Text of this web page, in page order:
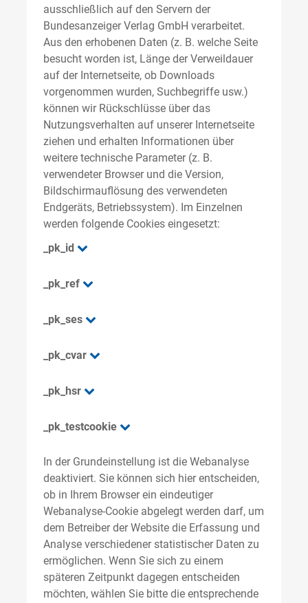
ausschließlich auf den Servern der
Bundesanzeiger Verlag GmbH verarbeitet.
Aus den erhobenen Daten (z. B. welche Seite
besucht worden ist, Länge der Verweildauer
auf der Internetseite, ob Downloads
vorgenommen wurden, Suchbegriffe usw.)
können wir Rückschlüsse über das
Nutzungsverhalten auf unserer Internetseite
ziehen und erhalten Informationen über
weitere technische Parameter (z. B.
verwendeter Browser und die Version,
Bildschirmauflösung des verwendeten
Endgeräts, Betriebssystem). Im Einzelnen
werden folgende Cookies eingesetzt:
_pk_id
_pk_ref
_pk_ses
_pk_cvar
_pk_hsr
_pk_testcookie
In der Grundeinstellung ist die Webanalyse
deaktiviert. Sie können sich hier entscheiden,
ob in Ihrem Browser ein eindeutiger
Webanalyse-Cookie abgelegt werden darf, um
dem Betreiber der Website die Erfassung und
Analyse verschiedener statistischer Daten zu
ermöglichen. Wenn Sie sich zu einem
späteren Zeitpunkt dagegen entscheiden
möchten, wählen Sie bitte die entsprechende